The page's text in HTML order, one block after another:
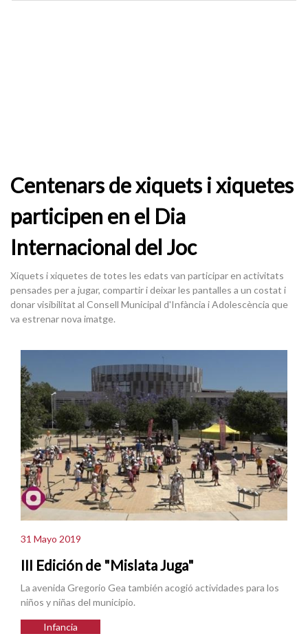
Centenars de xiquets i xiquetes
participen en el Dia
Internacional del Joc
Xiquets i xiquetes de totes les edats van participar en activitats
pensades per a jugar, compartir i deixar les pantalles a un costat i
donar visibilitat al Consell Municipal d'Infància i Adolescència que
va estrenar nova imatge.
31 Mayo 2019
III Edición de "Mislata Juga"
La avenida Gregorio Gea también acogió actividades para los
niños y niñas del municipio.
Infancia